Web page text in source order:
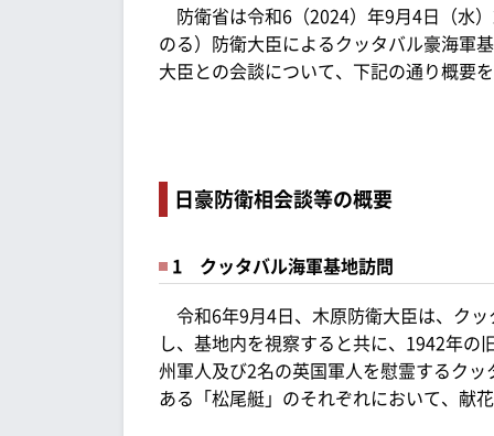
防衛省は令和6（2024）年9月4日（水
のる）防衛大臣によるクッタバル豪海軍
大臣との会談について、下記の通り概要
日豪防衛相会談等の概要
1 クッタバル海軍基地訪問
令和6年9月4日、木原防衛大臣は、ク
し、基地内を視察すると共に、1942年
州軍人及び2名の英国軍人を慰霊するク
ある「松尾艇」のそれぞれにおいて、献